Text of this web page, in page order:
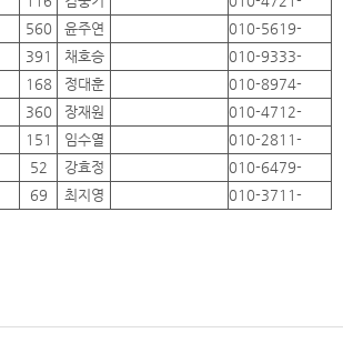
560 윤주연
010-5619-
391 채호승
010-9333-
168 정대훈
010-8974-
360 장재원
010-4712-
151 임수열
010-2811-
52 강효정
010-6479-
69 최지영 010-3711-